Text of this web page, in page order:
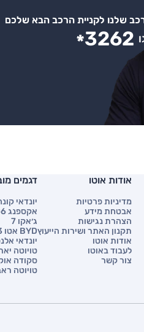
שלנו לקניית הרכב הבא שלכם
*3262
אודות אוטו
מדיניות פרטיות
אבטחת מידע
הצהרת נגישות
תקנון האתר ושירות הייעוץ
אודות אוטו
לעבוד באוטו
צור קשר
דגמים
יונדאי
אקספנג G6
ג׳אקו 7
BYD אטו 3
יונדאי
טויוטה
סקודה
טויוטה ראב